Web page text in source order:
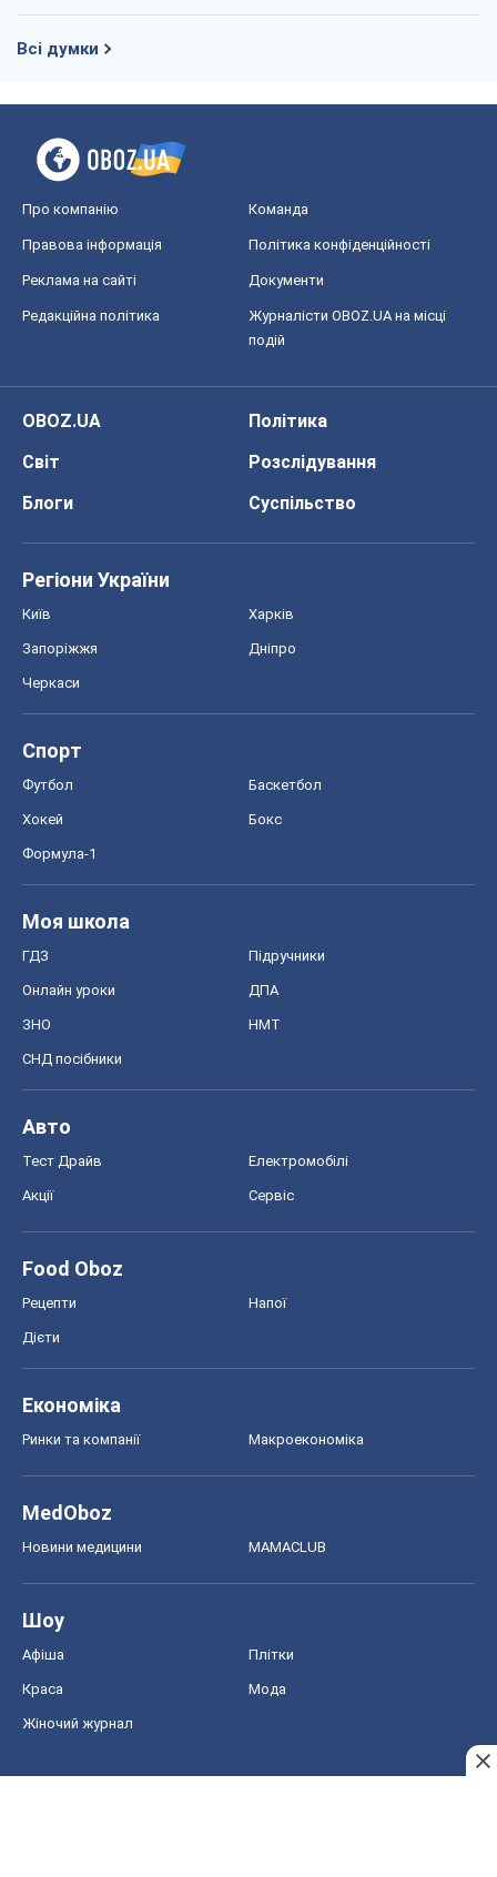
Всі думки
Про компанію Команда
Правова інформація Політика конфіденційності
Реклама на сайті Документи
Редакційна політика
Журналісти OBOZ.UA на місці
подій
OBOZ.UA
Політика
Світ
Розслідування
Блоги
Суспільство
Регіони України
Київ Харків
Запоріжжя Дніпро
Черкаси
Спорт
Футбол Баскетбол
Хокей Бокс
Формула-1
Моя школа
ГДЗ Підручники
Онлайн уроки ДПА
ЗНО НМТ
СНД посібники
Авто
Тест Драйв Електромобілі
Акції Сервіс
Food Oboz
Рецепти Напої
Дієти
Економіка
Ринки та компанії Макроекономіка
MedOboz
Новини медицини MAMACLUB
Шоу
Афіша Плітки
Краса Мода
Жіночий журнал